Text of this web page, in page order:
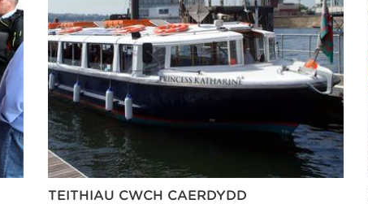
TEITHIAU CWCH CAERDYDD